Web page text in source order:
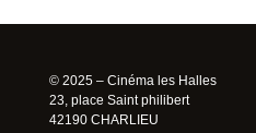
© 2025 – Cinéma les Halles
23, place Saint philibert
42190 CHARLIEU